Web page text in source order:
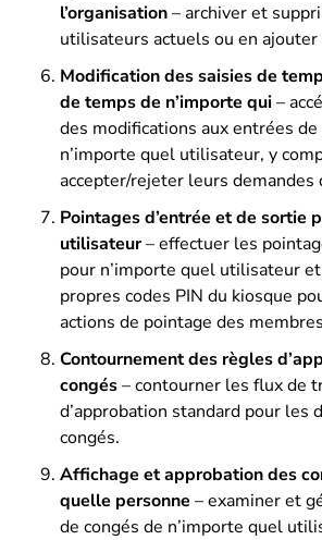
l’organisation– archiver et
utilisateurs actuels ou en ajouter
Modification des saisies de
de temps de n’importe qui–
des modifications aux entrées
n’importe quel utilisateur, y
accepter/rejeter leurs demandes
Pointages d’entrée et de sortie
utilisateur– effectuer les
pour n’importe quel utilisateur
propres codes PIN du kiosque
actions de pointage des
Contournement des règles
congés– contourner les flux de
d’approbation standard pour les
congés.
Affichage et approbation des
quelle personne – examiner et
de congés de n’importe quel